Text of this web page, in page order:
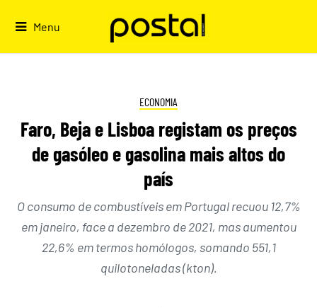
Menu
ECONOMIA
Faro, Beja e Lisboa registam os preços
de gasóleo e gasolina mais altos do
país
O consumo de combustíveis em Portugal recuou 12,7%
em janeiro, face a dezembro de 2021, mas aumentou
22,6% em termos homólogos, somando 551,1
quilotoneladas (kton).